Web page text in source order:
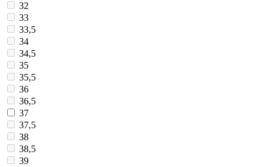
32
33
33,5
34
34,5
35
35,5
36
36,5
37
37,5
38
38,5
39